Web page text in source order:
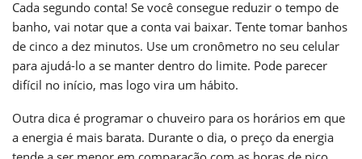
Cada segundo conta! Se você consegue reduzir o tempo de
banho, vai notar que a conta vai baixar. Tente tomar banhos
de cinco a dez minutos. Use um cronômetro no seu celular
para ajudá-lo a se manter dentro do limite. Pode parecer
difícil no início, mas logo vira um hábito.
Outra dica é programar o chuveiro para os horários em que
a energia é mais barata. Durante o dia, o preço da energia